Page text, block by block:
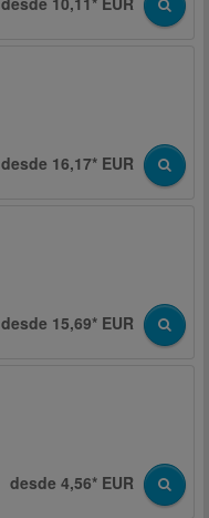
desde 16,17* EUR
desde 15,69* EUR
desde 4,56* EUR